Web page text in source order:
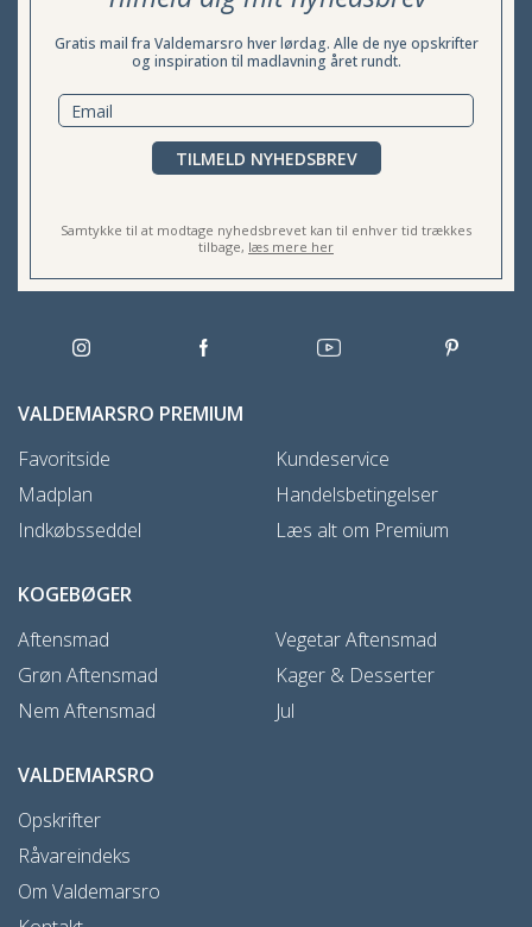
Gratis mail fra Valdemarsro hver lørdag. Alle de nye opskrifter
og inspiration til madlavning året rundt.
TILMELD NYHEDSBREV
Samtykke til at modtage nyhedsbrevet kan til enhver tid trækkes
tilbage, læs mere her
VALDEMARSRO PREMIUM
Favoritside
Madplan
Indkøbsseddel
Kundeservice
Handelsbetingelser
Læs alt om Premium
KOGEBØGER
Aftensmad
Grøn Aftensmad
Nem Aftensmad
Vegetar Aftensmad
Kager & Desserter
Jul
VALDEMARSRO
Opskrifter
Råvareindeks
Om Valdemarsro